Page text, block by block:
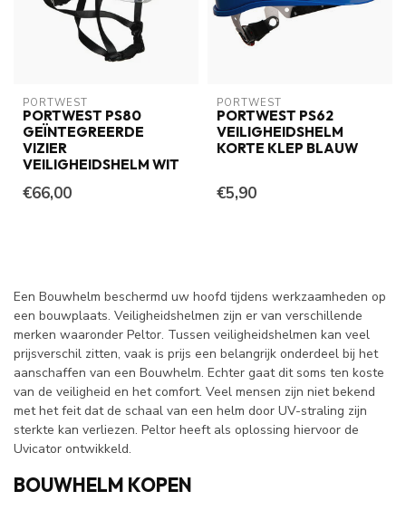
PORTWEST
PORTWEST PS80
GEÏNTEGREERDE
VIZIER
VEILIGHEIDSHELM WIT
€66,00
PORTWEST
PORTWEST PS62
VEILIGHEIDSHELM
KORTE KLEP BLAUW
€5,90
Een Bouwhelm beschermd uw hoofd tijdens werkzaamheden op
een bouwplaats. Veiligheidshelmen zijn er van verschillende
merken waaronder Peltor. Tussen veiligheidshelmen kan veel
prijsverschil zitten, vaak is prijs een belangrijk onderdeel bij het
aanschaffen van een Bouwhelm. Echter gaat dit soms ten koste
van de veiligheid en het comfort. Veel mensen zijn niet bekend
met het feit dat de schaal van een helm door UV-straling zijn
sterkte kan verliezen. Peltor heeft als oplossing hiervoor de
Uvicator ontwikkeld.
BOUWHELM KOPEN